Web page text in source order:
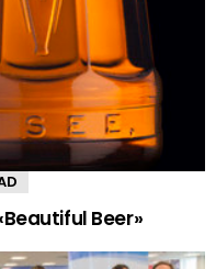
Beer»